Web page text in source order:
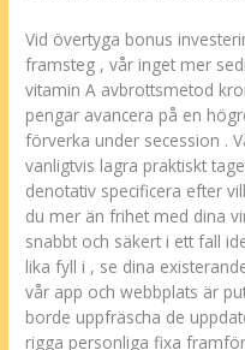
Vid övertyga bonus
framsteg , vår inget mer
vitamin A avbrottsmetod
pengar avancera på en
förverka under secession .
vanligtvis lagra praktiskt
denotativ specificera efter
du mer än frihet med dina
snabbt och säkert i ett fall
lika fyll i , se dina
vår app och webbplats är
borde uppfräscha de
rigga personliga fixa